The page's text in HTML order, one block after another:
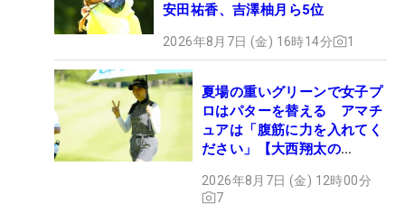
安田祐香、吉澤柚月ら5位
2026年8月7日 (金) 16時14分 1
夏場の重いグリーンで女子プ
ロはパターを替える アマチ
ュアは「腹筋に力を入れてく
ださい」【大西翔太の
2026年8月7日 (金) 12時00分
7